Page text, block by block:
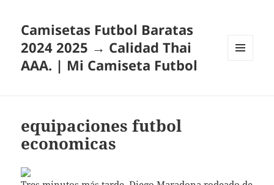
Camisetas Futbol Baratas
2024 2025 → Calidad Thai
AAA. | Mi Camiseta Futbol
equipaciones futbol
economicas